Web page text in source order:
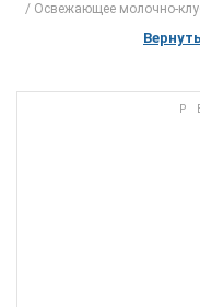
Освежающее молочно-